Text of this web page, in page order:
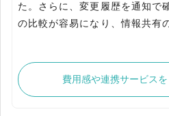
た。さらに、変更履歴を通知で
の比較が容易になり、情報共有
費用感や連携サービス